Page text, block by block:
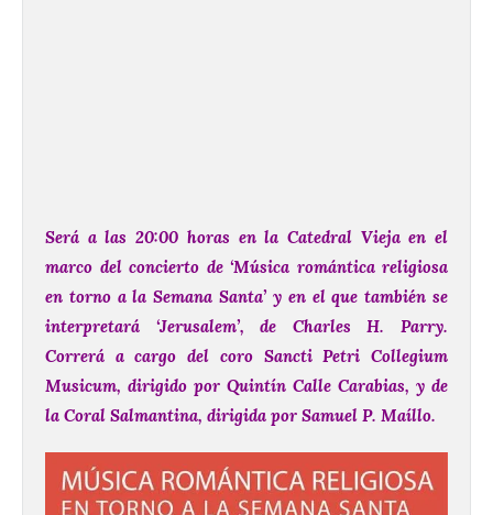
Será a las 20:00 horas en la Catedral Vieja en el
marco del concierto de ‘Música romántica religiosa
en torno a la Semana Santa’ y en el que también se
interpretará ‘Jerusalem’, de Charles H. Parry.
Correrá a cargo del coro Sancti Petri Collegium
Musicum, dirigido por Quintín Calle Carabias, y de
la Coral Salmantina, dirigida por Samuel P. Maíllo.